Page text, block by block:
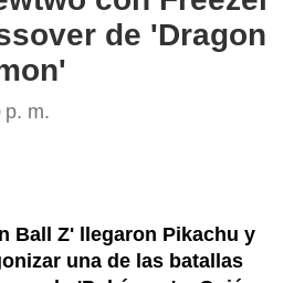
de 'Dragon
p. m.
Ball Z' llegaron Pikachu y
una de las batallas